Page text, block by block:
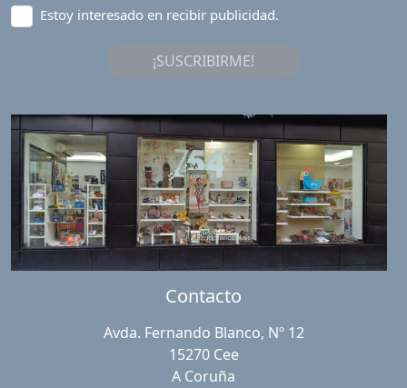
Estoy interesado en recibir publicidad.
¡SUSCRIBIRME!
Contacto
Avda. Fernando Blanco, Nº 12
15270 Cee
A Coruña